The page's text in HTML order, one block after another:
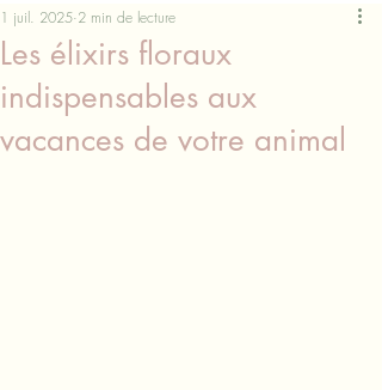
Les élixirs floraux
indispensables aux
vacances de votre animal
1 juil. 2025 2 min de lecture